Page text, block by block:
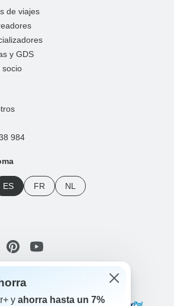
de viajes
y GDS
socio
984
ES FR NL
y ahorra hasta un 7%